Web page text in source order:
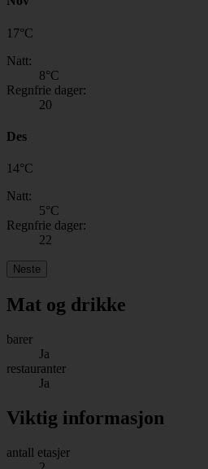
17°C
Natt:
8°C
Regnfrie dager:
20
Des
14°C
Natt:
5°C
Regnfrie dager:
22
Neste
Mat og drikke
barer
Ja
restauranter
Ja
Viktig informasjon
antall etasjer